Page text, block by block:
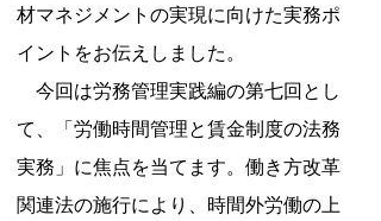
材マネジメントの実現に向けた実務ポ
イントをお伝えしました。
今回は労務管理実践編の第七回とし
て、「労働時間管理と賃金制度の法務
実務」に焦点を当てます。働き方改革
関連法の施行により、時間外労働の上